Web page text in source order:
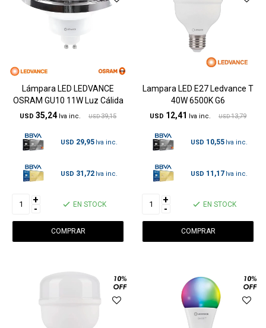
Lámpara LED LEDVANCE
OSRAM GU10 11W Luz Cálida
USD 35,24 USD 39,15
USD 29,95
USD 31,72
+
- EN STOCK
Lampara LED E27 Ledvance T
40W 6500K G6
USD 12,41 USD 13,79
USD 10,55
USD 11,17
+
- EN STOCK